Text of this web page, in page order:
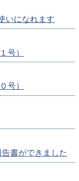
いになれます
号）
号）
書ができました